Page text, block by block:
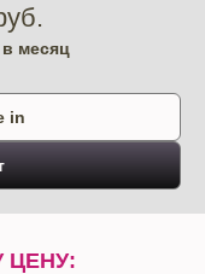
месяц
in
ЦЕНУ: